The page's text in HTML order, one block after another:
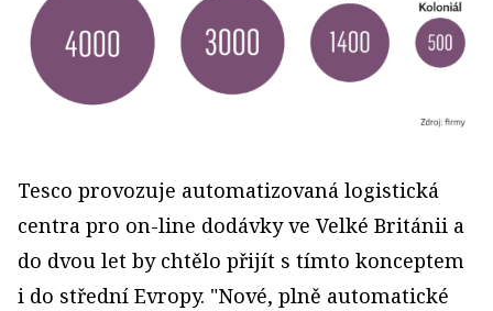
Tesco provozuje automatizovaná logistická
centra pro on-line dodávky ve Velké Británii a
do dvou let by chtělo přijít s tímto konceptem
i do střední Evropy. "Nové, plně automatické